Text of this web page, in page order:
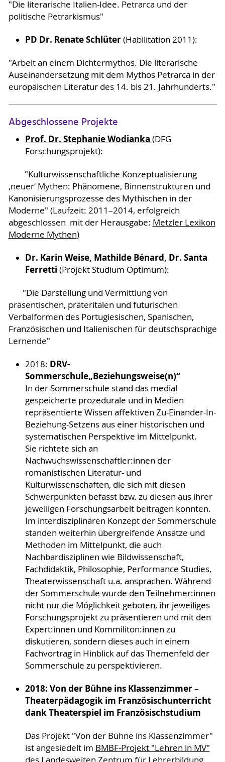
"Die literarische Italien-Idee. Petrarca und der
politische Petrarkismus"
PD Dr. Renate Schlüter(Habilitation 2011):
"Arbeit an einem Dichtermythos. Die literarische
Auseinandersetzung mit dem Mythos Petrarca in der
europäischen Literatur des 14. bis 21. Jahrhunderts."
Abgeschlossene Projekte
Prof. Dr. Stephanie Wodianka (DFG
Forschungsprojekt):
"Kulturwissenschaftliche Konzeptualisierung
‚neuer‘ Mythen: Phänomene, Binnenstrukturen und
Kanonisierungsprozesse des Mythischen in der
Moderne" (Laufzeit: 2011–2014, erfolgreich
abgeschlossen mit der Herausgabe: Metzler Lexikon
Moderne Mythen)
Dr. Karin Weise, Mathilde Bénard, Dr. Santa
Ferretti (Projekt Studium Optimum):
"Die Darstellung und Vermittlung von
präsentischen, präteritalen und futurischen
Verbalformen des Portugiesischen, Spanischen,
Französischen und Italienischen für deutschsprachige
Lernende"
2018: DRV-
Sommerschule„Beziehungsweise(n)“
In der Sommerschule stand das medial
gespeicherte prozedurale und in Medien
repräsentierte Wissen affektiven Zu-Einander-In-
Beziehung-Setzens aus einer historischen und
systematischen Perspektive im Mittelpunkt.
Sie richtete sich an
Nachwuchswissenschaftler:innen der
romanistischen Literatur- und
Kulturwissenschaften, die sich mit diesen
Schwerpunkten befasst bzw. zu diesen aus ihrer
jeweiligen Forschungsarbeit beitragen konnten.
Im interdisziplinären Konzept der Sommerschule
standen weiterhin übergreifende Ansätze und
Methoden im Mittelpunkt, die auch
Nachbardisziplinen wie Bildwissenschaft,
Fachdidaktik, Philosophie, Performance Studies,
Theaterwissenschaft u.a. ansprachen. Während
der Sommerschule wurde den Teilnehmer:innen
nicht nur die Möglichkeit geboten, ihr jeweiliges
Forschungsprojekt zu präsentieren und mit den
Expert:innen und Kommiliton:innen zu
diskutieren, sondern dieses auch in einem
Fachvortrag in Hinblick auf das Themenfeld der
Sommerschule zu perspektivieren.
2018: Von der Bühne ins Klassenzimmer–
Theaterpädagogik im Französischunterricht
dank Theaterspiel im Französischstudium
Das Projekt "Von der Bühne ins Klassenzimmer"
ist angesiedelt im BMBF-Projekt "Lehren in MV"
des Landesweiten Zentrum für Lehrerbildung